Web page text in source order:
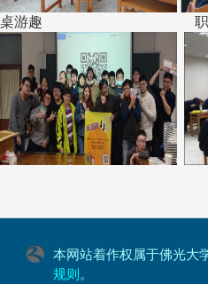
桌游趣 职涯探
本网站着作权属于佛光大
规则 。